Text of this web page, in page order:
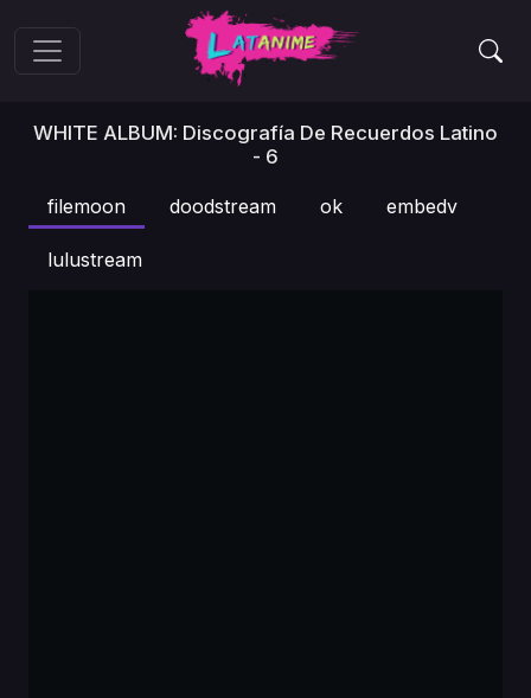
WHITE ALBUM: Discografía De Recuerdos Latino
- 6
filemoon doodstream ok embedv
lulustream